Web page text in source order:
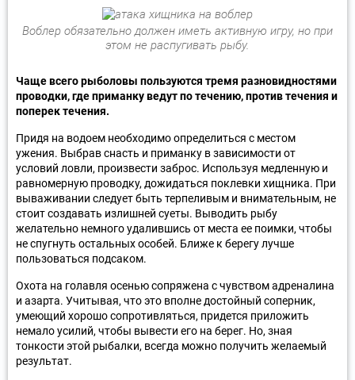
Воблер обязательно должен иметь активную игру, но при
этом не распугивать рыбу.
Чаще всего рыболовы пользуются тремя разновидностями
проводки, где приманку ведут по течению, против течения и
поперек течения.
Придя на водоем необходимо определиться с местом
ужения. Выбрав снасть и приманку в зависимости от
условий ловли, произвести заброс. Используя медленную и
равномерную проводку, дожидаться поклевки хищника. При
вываживании следует быть терпеливым и внимательным, не
стоит создавать излишней суеты. Выводить рыбу
желательно немного удалившись от места ее поимки, чтобы
не спугнуть остальных особей. Ближе к берегу лучше
пользоваться подсаком.
Охота на голавля осенью сопряжена с чувством адреналина
и азарта. Учитывая, что это вполне достойный соперник,
умеющий хорошо сопротивляться, придется приложить
немало усилий, чтобы вывести его на берег. Но, зная
тонкости этой рыбалки, всегда можно получить желаемый
результат.